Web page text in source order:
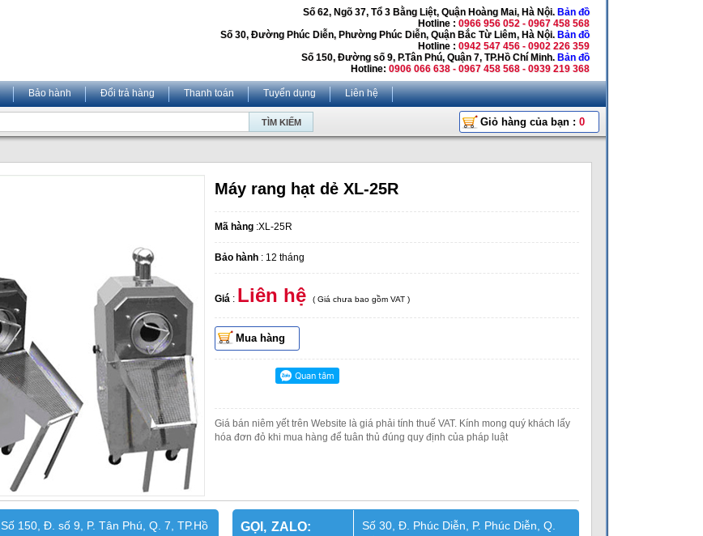
Số 62, Ngõ 37, Tổ 3 Bằng Liệt, Quận Hoàng Mai, Hà Nội. Bản đồ
Hotline : 0966 956 052 - 0967 458 568
Số 30, Đường Phúc Diễn, Phường Phúc Diễn, Quận Bắc Từ Liêm, Hà Nội. Bản đồ
Hotline : 0942 547 456 - 0902 226 359
Số 150, Đường số 9, P.Tân Phú, Quận 7, TP.Hồ Chí Minh. Bản đồ
Hotline: 0906 066 638 - 0967 458 568 - 0939 219 368
Bảo hành Đổi trả hàng Thanh toán Tuyển dụng Liên hệ
Giỏ hàng của bạn : 0
Máy rang hạt dẻ XL-25R
Mã hàng :XL-25R
Bảo hành : 12 tháng
Giá : Liên hệ ( Giá chưa bao gồm VAT )
Mua hàng
Giá bán niêm yết trên Website là giá phải tính thuế VAT. Kính mong quý khách lấy
hóa đơn đỏ khi mua hàng để tuân thủ đúng quy định của pháp luật
Số 150, Đ. số 9, P. Tân Phú, Q. 7, TP.Hồ
GỌI, ZALO:
Số 30, Đ. Phúc Diễn, P. Phúc Diễn, Q.